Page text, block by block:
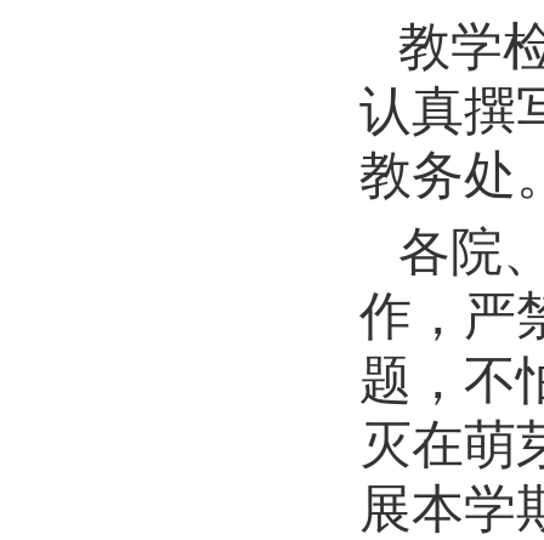
教学
认真撰
教务处
各院
作，严
题，不
灭在萌
展本学